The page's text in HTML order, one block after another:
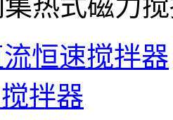
恒速搅拌器
拌器